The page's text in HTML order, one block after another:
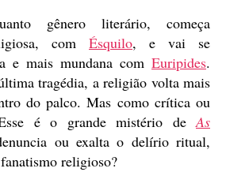
gênero literário, começa
com Ésquilo, e vai se
e mais mundana com Euripides.
tragédia, a religião volta mais
do palco. Mas como crítica ou
Esse é o grande mistério deAs
ou exalta o delírio ritual,
religioso?